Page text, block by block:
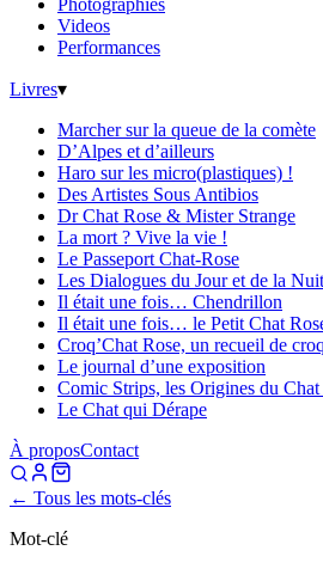
Photographies
Videos
Performances
Livres▾
Marcher sur la queue de la comète
D’Alpes et d’ailleurs
Haro sur les micro(plastiques) !
Des Artistes Sous Antibios
Dr Chat Rose & Mister Strange
La mort ? Vive la vie !
Le Passeport Chat-Rose
Les Dialogues du Jour et de la Nuit
Il était une fois… Chendrillon
Il était une fois… le Petit Chat
Croq’Chat Rose, un recueil de
Le journal d’une exposition
Comic Strips, les Origines du Chat
Le Chat qui Dérape
À proposContact
← Tous les mots-clés
Mot-clé